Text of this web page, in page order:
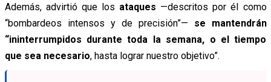
Además, advirtió que los ataques —descritos por él como
“bombardeos intensos y de precisión”— se mantendrán
“ininterrumpidos durante toda la semana, o el tiempo
que sea necesario, hasta lograr nuestro objetivo”.